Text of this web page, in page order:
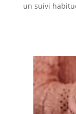
un suivi